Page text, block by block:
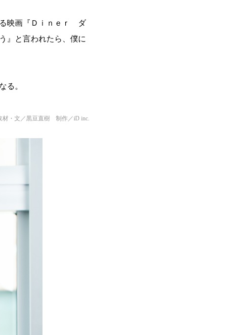
る映画『Ｄｉｎｅｒ ダ
』と言われたら、僕に
る。
・文／黒豆直樹 制作／iD inc.